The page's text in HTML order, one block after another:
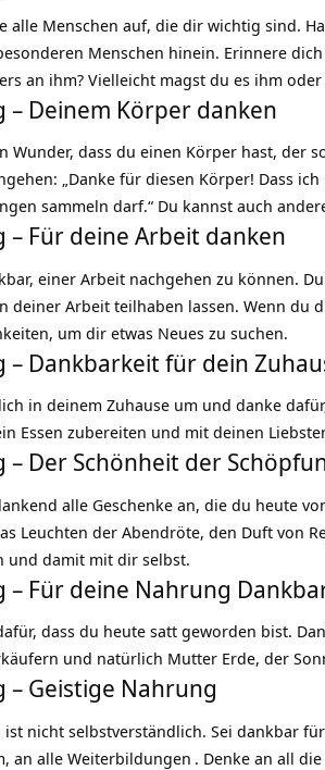
alle Menschen auf, die dir wichtig sind.
Menschen hinein. Erinnere
an ihm? Vielleicht magst du es ihm
– Deinem Körper danken
Wunder, dass du einen Körper hast, der
„Danke für diesen Körper! Dass
sammeln darf.“ Du kannst auch
– Für deine Arbeit danken
einer Arbeit nachgehen zu können.
deiner Arbeit teilhaben lassen. Wenn
um dir etwas Neues zu suchen.
– Dankbarkeit für dein
in deinem Zuhause um und danke
Essen zubereiten und mit deinen
– Der Schönheit der
alle Geschenke an, die du heute
Leuchten der Abendröte, den Duft von
und damit mit dir selbst.
– Für deine Nahrung
dass du heute satt geworden bist.
und natürlich Mutter Erde, der
– Geistige Nahrung
ist nicht selbstverständlich. Sei dankbar
an alle Weiterbildungen . Denke an all